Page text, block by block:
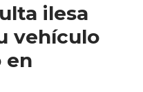
ilesa
vehículo
en